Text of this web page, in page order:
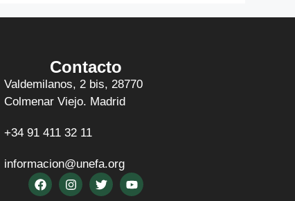
Contacto
Valdemilanos, 2 bis, 28770
Colmenar Viejo. Madrid
+34 91 411 32 11
informacion@unefa.org